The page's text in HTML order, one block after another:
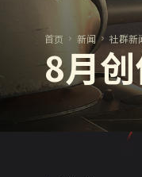
首页 新闻 社群新
8月